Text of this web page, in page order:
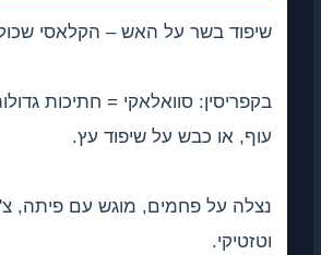
שיפוד בשר על האש – הקלאסי
בקפריסין: סוואלאקי = חתיכות
עוף, או כבש על שיפוד עץ.
נצלה על פחמים, מוגש עם פיתה,
וטזטיקי.